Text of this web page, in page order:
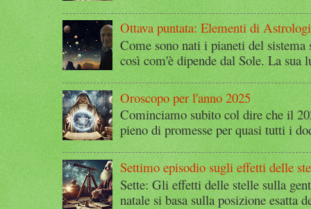
Ottava puntata: Elementi di
Come sono nati i pianeti del
così com'è dipende dal Sole. La sua
Oroscopo per l'anno 2025
Cominciamo subito col dire che il
pieno di promesse per quasi tutti i
Settimo episodio sugli effetti delle
Sette: Gli effetti delle stelle sulla
natale si basa sulla posizione esatta